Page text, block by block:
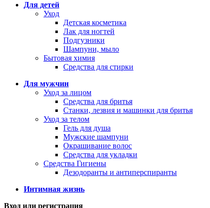
Для детей
Уход
Детская косметика
Лак для ногтей
Подгузники
Шампуни, мыло
Бытовая химия
Средства для стирки
Для мужчин
Уход за лицом
Средства для бритья
Станки, лезвия и машинки для бритья
Уход за телом
Гель для душа
Мужские шампуни
Окрашивание волос
Средства для укладки
Средства Гигиены
Дезодоранты и антиперспиранты
Интимная жизнь
Вход или регистрация